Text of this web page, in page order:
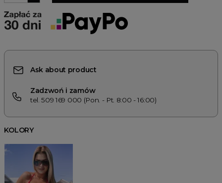
Ask about product
Zadzwoń i zamów
tel. 509 169 000 (Pon. - Pt. 8:00 - 16:00)
KOLORY